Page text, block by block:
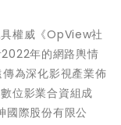
權威《OpView社
年的網路輿情
為深化影視產業佈
位影業合資組成
國際股份有限公